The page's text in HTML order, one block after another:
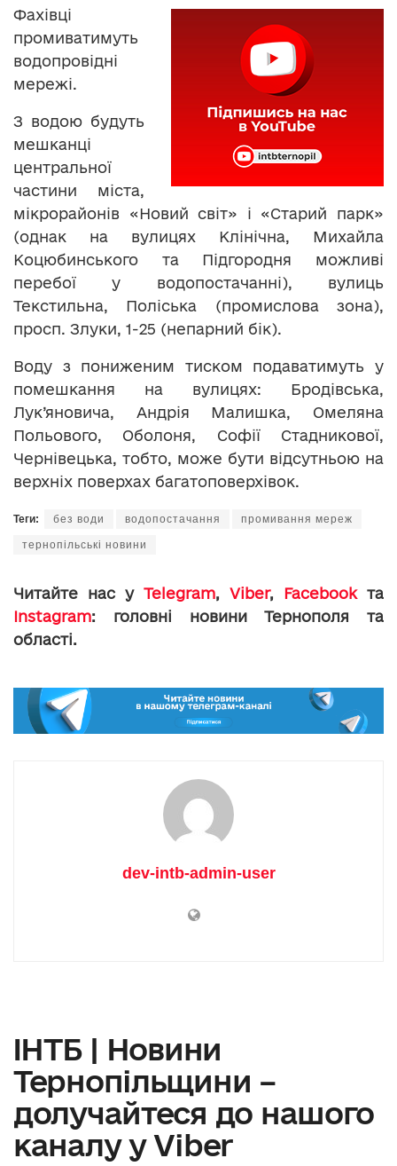
Фахівці
промиватимуть
водопровідні
мережі.
З водою будуть
мешканці
центральної
частини міста,
мікрорайонів «Новий світ» і «Старий парк»
(однак на вулицях Клінічна, Михайла
Коцюбинського та Підгородня можливі
перебої у водопостачанні), вулиць
Текстильна, Поліська (промислова зона),
просп. Злуки, 1-25 (непарний бік).
Воду з пониженим тиском подаватимуть у
помешкання на вулицях: Бродівська,
Лук’яновича, Андрія Малишка, Омеляна
Польового, Оболоня, Софії Стадникової,
Чернівецька, тобто, може бути відсутньою на
верхніх поверхах багатоповерхівок.
Теги: без води водопостачання промивання мереж
тернопільські новини
Читайте нас у Telegram, Viber, Facebookта
Instagram: головні новини Тернополя та
області.
dev-intb-admin-user
⁨ІНТБ | Новини
Тернопільщини –
долучайтеся до нашого
каналу у Viber